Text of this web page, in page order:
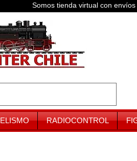
Somos tienda virtual con
RADIOCONTROL